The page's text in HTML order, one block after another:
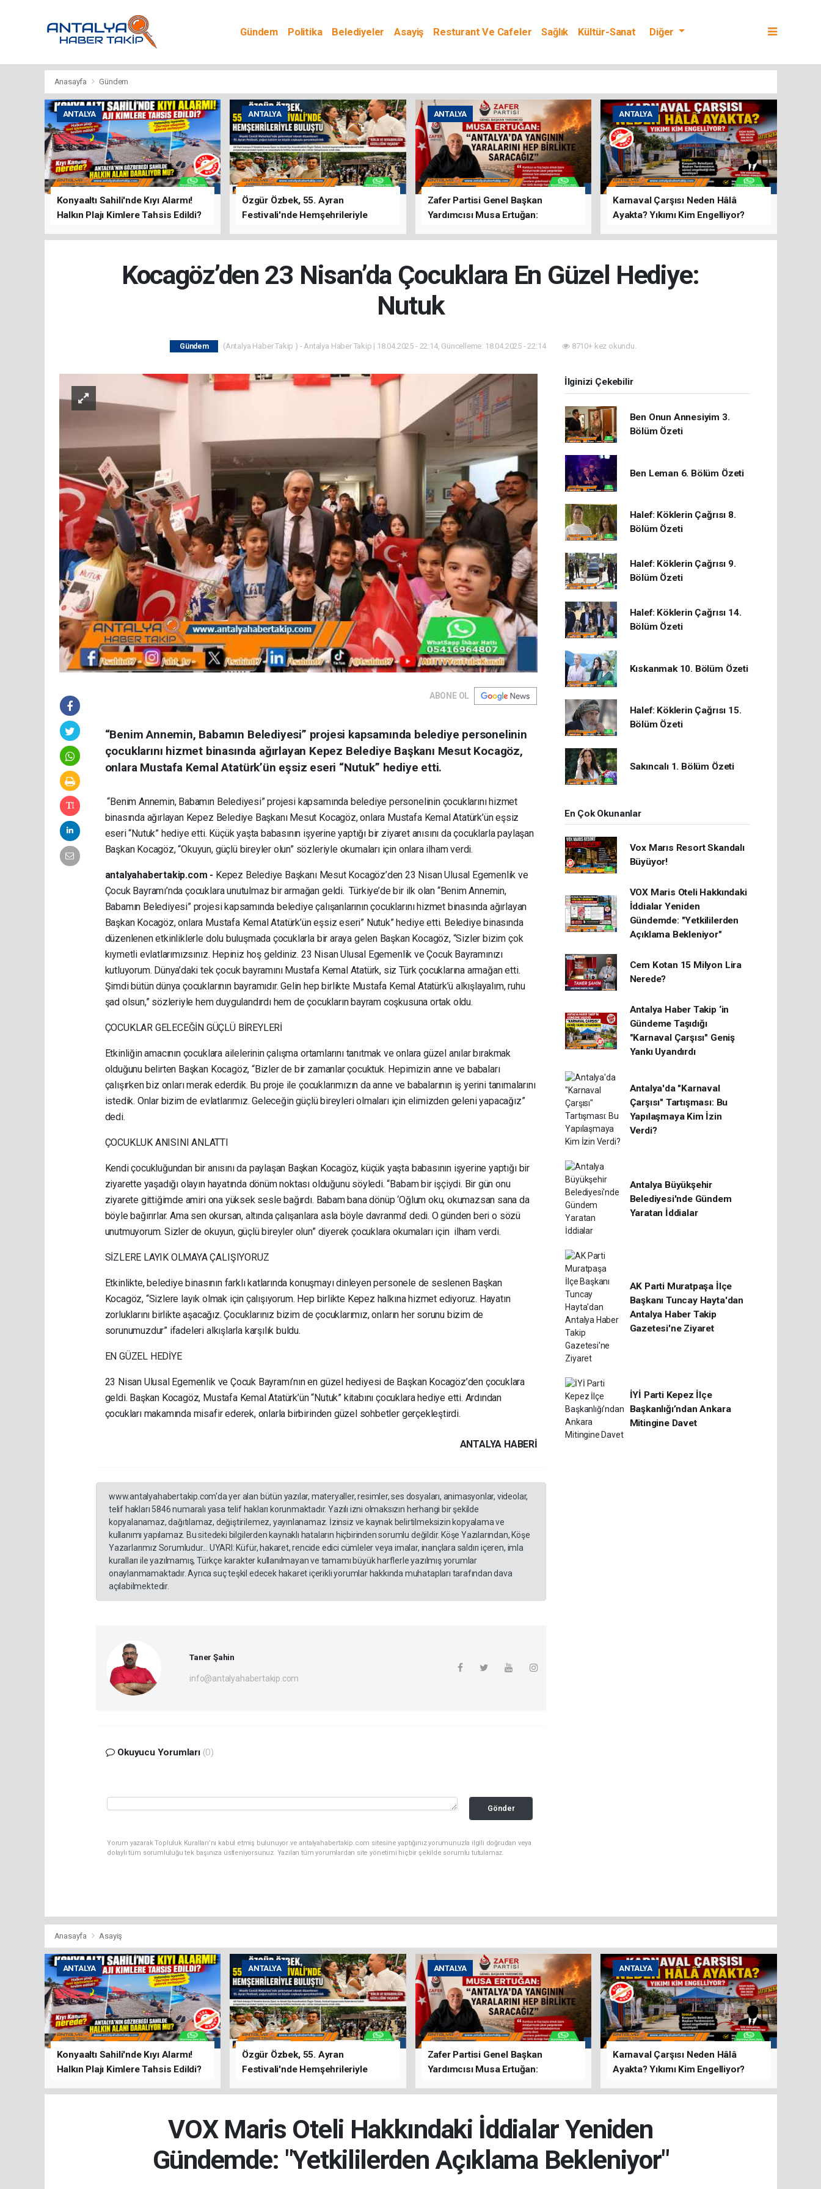
Gündem Politika Belediyeler Asayiş Resturant Ve Cafeler Sağlık
Kültür-Sanat
Diğer
Anasayfa Gündem
ANTALYA
Konyaaltı Sahili'nde Kıyı Alarmı!
Halkın Plajı Kimlere Tahsis Edildi?
ANTALYA
Özgür Özbek, 55. Ayran
Festivali'nde Hemşehrileriyle
ANTALYA
Zafer Partisi Genel Başkan
Yardımcısı Musa Ertuğan:
ANTALYA
Karnaval Çarşısı Neden Hâlâ
Ayakta? Yıkımı Kim Engelliyor?
Kocagöz’den 23 Nisan’da Çocuklara En Güzel Hediye:
Nutuk
Gündem (Antalya Haber Takip ) - Antalya Haber Takip | 18.04.2025 - 22:14, Güncelleme: 18.04.2025 - 22:14 8710+ kez okundu.
ABONE OL
“Benim Annemin, Babamın Belediyesi” projesi kapsamında belediye personelinin
çocuklarını hizmet binasında ağırlayan Kepez Belediye Başkanı Mesut Kocagöz,
onlara Mustafa Kemal Atatürk’ün eşsiz eseri “Nutuk” hediye etti.
“Benim Annemin, Babamın Belediyesi” projesi kapsamında belediye personelinin çocuklarını hizmet
binasında ağırlayan Kepez Belediye Başkanı Mesut Kocagöz, onlara Mustafa Kemal Atatürk’ün eşsiz
eseri “Nutuk” hediye etti. Küçük yaşta babasının işyerine yaptığı bir ziyaret anısını da çocuklarla paylaşan
Başkan Kocagöz, “Okuyun, güçlü bireyler olun” sözleriyle okumaları için onlara ilham verdi.
antalyahabertakip.com - Kepez Belediye Başkanı Mesut Kocagöz’den 23 Nisan Ulusal Egemenlik ve
Çocuk Bayramı’nda çocuklara unutulmaz bir armağan geldi. Türkiye’de bir ilk olan “Benim Annemin,
Babamın Belediyesi” projesi kapsamında belediye çalışanlarının çocuklarını hizmet binasında ağırlayan
Başkan Kocagöz, onlara Mustafa Kemal Atatürk’ün eşsiz eseri” Nutuk” hediye etti. Belediye binasında
düzenlenen etkinliklerle dolu buluşmada çocuklarla bir araya gelen Başkan Kocagöz, “Sizler bizim çok
kıymetli evlatlarımızsınız. Hepiniz hoş geldiniz. 23 Nisan Ulusal Egemenlik ve Çocuk Bayramınızı
kutluyorum. Dünya’daki tek çocuk bayramını Mustafa Kemal Atatürk, siz Türk çocuklarına armağan etti.
Şimdi bütün dünya çocuklarının bayramıdır. Gelin hep birlikte Mustafa Kemal Atatürk’ü alkışlayalım, ruhu
şad olsun,” sözleriyle hem duygulandırdı hem de çocukların bayram coşkusuna ortak oldu.
ÇOCUKLAR GELECEĞİN GÜÇLÜ BİREYLERİ
Etkinliğin amacının çocuklara ailelerinin çalışma ortamlarını tanıtmak ve onlara güzel anılar bırakmak
olduğunu belirten Başkan Kocagöz, “Bizler de bir zamanlar çocuktuk. Hepimizin anne ve babaları
çalışırken biz onları merak ederdik. Bu proje ile çocuklarımızın da anne ve babalarının iş yerini tanımalarını
istedik. Onlar bizim de evlatlarımız. Geleceğin güçlü bireyleri olmaları için elimizden geleni yapacağız”
dedi.
ÇOCUKLUK ANISINI ANLATTI
Kendi çocukluğundan bir anısını da paylaşan Başkan Kocagöz, küçük yaşta babasının işyerine yaptığı bir
ziyarette yaşadığı olayın hayatında dönüm noktası olduğunu söyledi. “Babam bir işçiydi. Bir gün onu
ziyarete gittiğimde amiri ona yüksek sesle bağırdı. Babam bana dönüp ‘Oğlum oku, okumazsan sana da
böyle bağırırlar. Ama sen okursan, altında çalışanlara asla böyle davranma’ dedi. O günden beri o sözü
unutmuyorum. Sizler de okuyun, güçlü bireyler olun” diyerek çocuklara okumaları için ilham verdi.
SİZLERE LAYIK OLMAYA ÇALIŞIYORUZ
Etkinlikte, belediye binasının farklı katlarında konuşmayı dinleyen personele de seslenen Başkan
Kocagöz, “Sizlere layık olmak için çalışıyorum. Hep birlikte Kepez halkına hizmet ediyoruz. Hayatın
zorluklarını birlikte aşacağız. Çocuklarınız bizim de çocuklarımız, onların her sorunu bizim de
sorunumuzdur” ifadeleri alkışlarla karşılık buldu.
EN GÜZEL HEDİYE
23 Nisan Ulusal Egemenlik ve Çocuk Bayramı’nın en güzel hediyesi de Başkan Kocagöz’den çocuklara
geldi. Başkan Kocagöz, Mustafa Kemal Atatürk’ün “Nutuk” kitabını çocuklara hediye etti. Ardından
çocukları makamında misafir ederek, onlarla birbirinden güzel sohbetler gerçekleştirdi.
ANTALYA HABERİ
www.antalyahabertakip.com'da yer alan bütün yazılar, materyaller, resimler, ses dosyaları, animasyonlar, videolar,
telif hakları 5846 numaralı yasa telif hakları korunmaktadır. Yazılı izni olmaksızın herhangi bir şekilde
kopyalanamaz, dağıtılamaz, değiştirilemez, yayınlanamaz. İzinsiz ve kaynak belirtilmeksizin kopyalama ve
kullanımı yapılamaz. Bu sitedeki bilgilerden kaynaklı hataların hiçbirinden sorumlu değildir. Köşe Yazılarından, Köşe
Yazarlarımız Sorumludur... UYARI: Küfür, hakaret, rencide edici cümleler veya imalar, inançlara saldırı içeren, imla
kuralları ile yazılmamış, Türkçe karakter kullanılmayan ve tamamı büyük harflerle yazılmış yorumlar
onaylanmamaktadır. Ayrıca suç teşkil edecek hakaret içerikli yorumlar hakkında muhatapları tarafından dava
açılabilmektedir.
Taner Şahin
info@antalyahabertakip.com
Okuyucu Yorumları (0)
Gönder
Yorum yazarak Topluluk Kuralları’nı kabul etmiş bulunuyor ve antalyahabertakip.com sitesine yaptığınız yorumunuzla ilgili doğrudan veya
dolaylı tüm sorumluluğu tek başınıza üstleniyorsunuz. Yazılan tüm yorumlardan site yönetimi hiçbir şekilde sorumlu tutulamaz.
İlginizi Çekebilir
Ben Onun Annesiyim 3.
Bölüm Özeti
Ben Leman 6. Bölüm Özeti
Halef: Köklerin Çağrısı 8.
Bölüm Özeti
Halef: Köklerin Çağrısı 9.
Bölüm Özeti
Halef: Köklerin Çağrısı 14.
Bölüm Özeti
Kıskanmak 10. Bölüm Özeti
Halef: Köklerin Çağrısı 15.
Bölüm Özeti
Sakıncalı 1. Bölüm Özeti
En Çok Okunanlar
Vox Marıs Resort Skandalı
Büyüyor!
VOX Maris Oteli Hakkındaki
İddialar Yeniden
Gündemde: "Yetkililerden
Açıklama Bekleniyor"
Cem Kotan 15 Milyon Lira
Nerede?
Antalya Haber Takip ‘in
Gündeme Taşıdığı
"Karnaval Çarşısı" Geniş
Yankı Uyandırdı
Antalya'da "Karnaval
Çarşısı" Tartışması: Bu
Yapılaşmaya Kim İzin
Verdi?
Antalya Büyükşehir
Belediyesi'nde Gündem
Yaratan İddialar
AK Parti Muratpaşa İlçe
Başkanı Tuncay Hayta'dan
Antalya Haber Takip
Gazetesi'ne Ziyaret
İYİ Parti Kepez İlçe
Başkanlığı’ndan Ankara
Mitingine Davet
Anasayfa Asayiş
ANTALYA
Konyaaltı Sahili'nde Kıyı Alarmı!
Halkın Plajı Kimlere Tahsis Edildi?
ANTALYA
Özgür Özbek, 55. Ayran
Festivali'nde Hemşehrileriyle
ANTALYA
Zafer Partisi Genel Başkan
Yardımcısı Musa Ertuğan:
ANTALYA
Karnaval Çarşısı Neden Hâlâ
Ayakta? Yıkımı Kim Engelliyor?
VOX Maris Oteli Hakkındaki İddialar Yeniden
Gündemde: "Yetkililerden Açıklama Bekleniyor"